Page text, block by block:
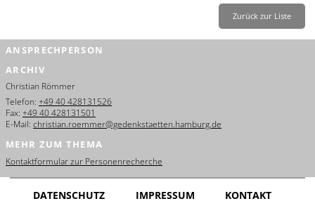
Deutsch
Français
Dansk
Español
Italiano
Zurück zur Liste
ANSPRECHPERSON
ARCHIV
Christian Römmer
Telefon: +49 40 428131526
Fax: +49 40 428131501
E-Mail: christian.roemmer@gedenkstaetten.hamburg.de
MEHR ZUM THEMA
Kontaktformular zur Personenrecherche
DATENSCHUTZ IMPRESSUM KONTAKT